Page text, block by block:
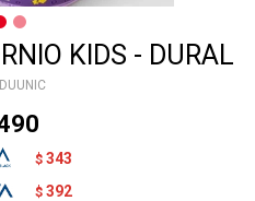
KIDS - DURAL
DUUNIC
$ 343
$ 392